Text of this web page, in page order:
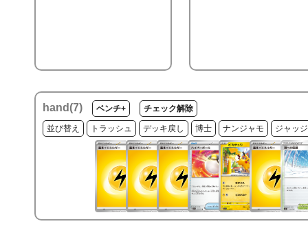
hand(7) ベンチ+ チェック解除
並び替え トラッシュ デッキ戻し 博士 ナンジャモ ジャッ